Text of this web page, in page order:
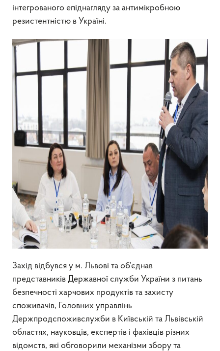
інтегрованого епіднагляду за антимікробною
резистентністю в Україні.
Захід відбувся у м. Львові та об’єднав
представників Державної служби України з питань
безпечності харчових продуктів та захисту
споживачів, Головних управлінь
Держпродспоживслужби в Київській та Львівській
областях, науковців, експертів і фахівців різних
відомств, які обговорили механізми збору та